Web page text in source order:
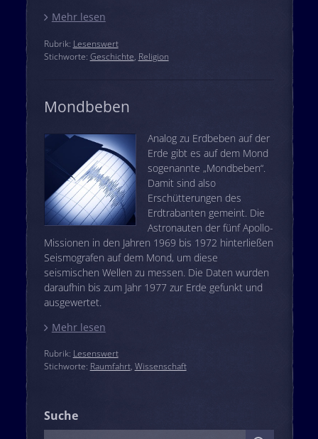
Mehr lesen
Rubrik: Lesenswert
Stichworte: Geschichte, Religion
Mondbeben
Analog zu Erdbeben auf der
Erde gibt es auf dem Mond
sogenannte „Mondbeben“.
Damit sind also
Erschütterungen des
Erdtrabanten gemeint. Die
Astronauten der fünf Apollo-
Missionen in den Jahren 1969 bis 1972 hinterließen
Seismografen auf dem Mond, um diese
seismischen Wellen zu messen. Die Daten wurden
daraufhin bis zum Jahr 1977 zur Erde gefunkt und
ausgewertet.
Mehr lesen
Rubrik: Lesenswert
Stichworte: Raumfahrt, Wissenschaft
Suche